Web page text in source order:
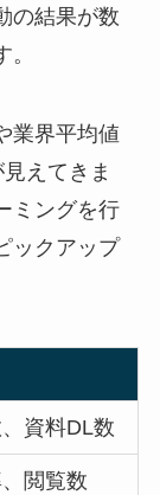
の結果が数
業界平均値
えてきま
ミングを行
ックアップ
資料DL数
閲覧数